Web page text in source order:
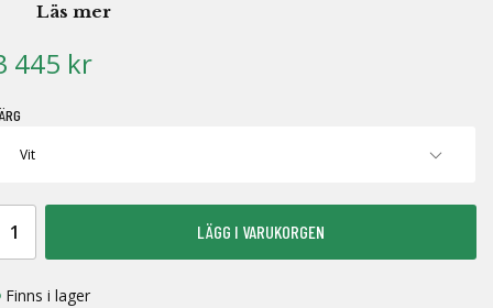
Läs mer
445 kr
LÄGG I VARUKORGEN
Finns i lager